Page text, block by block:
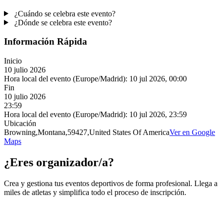
¿Cuándo se celebra este evento?
¿Dónde se celebra este evento?
Información Rápida
Inicio
10 julio 2026
Hora local del evento (Europe/Madrid): 10 jul 2026, 00:00
Fin
10 julio 2026
23:59
Hora local del evento (Europe/Madrid): 10 jul 2026, 23:59
Ubicación
Browning,Montana,59427,United States Of AmericaVer en Google
Maps
¿Eres organizador/a?
Crea y gestiona tus eventos deportivos de forma profesional. Llega a
miles de atletas y simplifica todo el proceso de inscripción.